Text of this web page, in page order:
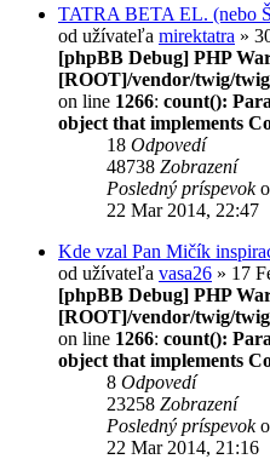
TATRA BETA EL. (nebo
od užívateľa mirektatra »
[phpBB Debug] PHP
[ROOT]/vendor/twig/
on line 1266: count():
object that implements
18 Odpovedí
48738 Zobrazení
Posledný príspevok
22 Mar 2014, 22:47
Kde vzal Pan Mičík
od užívateľa vasa26 » 17
[phpBB Debug] PHP
[ROOT]/vendor/twig/
on line 1266: count():
object that implements
8 Odpovedí
23258 Zobrazení
Posledný príspevok
22 Mar 2014, 21:16